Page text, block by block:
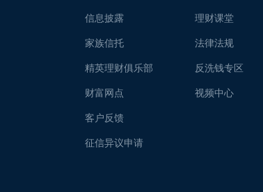
信息披露
家族信托
精英理财俱乐部
财富网点
客户反馈
征信异议申请
理财课堂
法律法规
反洗钱专区
视频中心